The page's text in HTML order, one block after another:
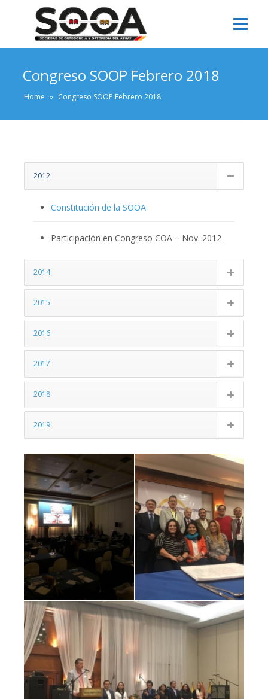
Congreso SOOP Febrero 2018
Home » Congreso SOOP Febrero 2018
2012
Constitución de la SOOA
Participación en Congreso COA – Nov. 2012
2014
2015
2016
2017
2018
2019